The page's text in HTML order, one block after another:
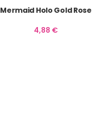
Mermaid Holo Gold Rose
4,88 €